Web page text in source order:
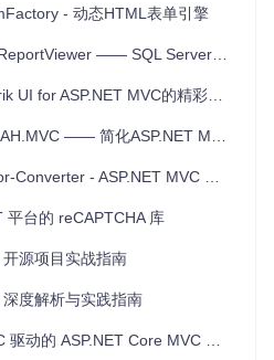
使得它能够适应各种不同的URL
杂的业务需求。
简化数据处理逻辑。
Core，但有类似功能的
可供选择。
活的ASP.NET MVC分页解决方
个值得尝试的优秀工具。立即访
自体验它的强大功能吧！
- 动态HTML表单引擎
Server Reporting Services的ASP.NET MVC解决方案
for ASP.NET MVC的精彩世界
—— 简化ASP.NET MVC错误日志管理
- ASP.NET MVC 视图转换神器
平台的 reCAPTCHA 库
源项目实战指南
度解析与实践指南
ASP.NET Core MVC Web 应用程序